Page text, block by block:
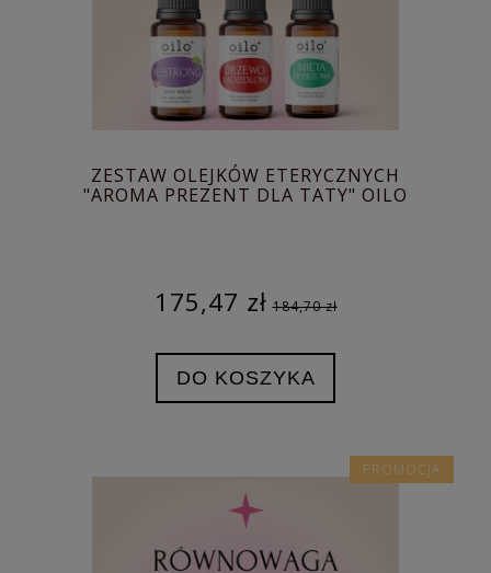
ZESTAW OLEJKÓW ETERYCZNYCH
"AROMA PREZENT DLA TATY" OILO
175,47 zł 184,70 zł
DO KOSZYKA
PROMOCJA